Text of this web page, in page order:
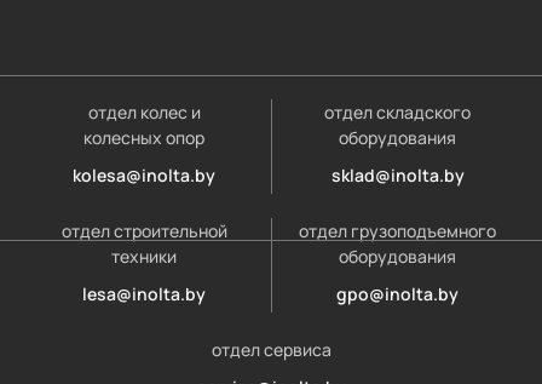
отдел колес и
колесных опор
kolesa@inolta.by
отдел складского
оборудования
sklad@inolta.by
отдел строительной
техники
lesa@inolta.by
отдел грузоподъемного
оборудования
gpo@inolta.by
отдел сервиса